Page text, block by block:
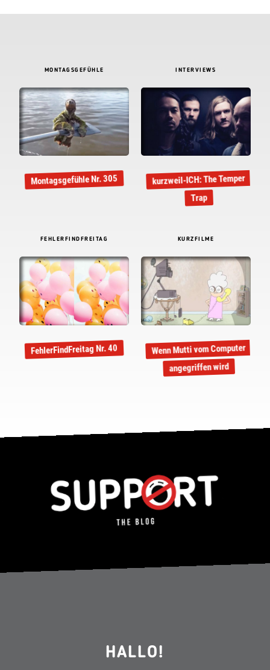
MONTAGSGEFÜHLE
Montagsgefühle Nr. 305
INTERVIEWS
kurzweil-ICH: The Temper
Trap
FEHLERFINDFREITAG
FehlerFindFreitag Nr. 40
KURZFILME
Wenn Mutti vom Computer
angegriffen wird
HALLO!